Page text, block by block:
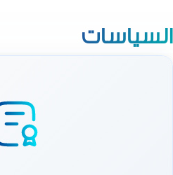
السياسات